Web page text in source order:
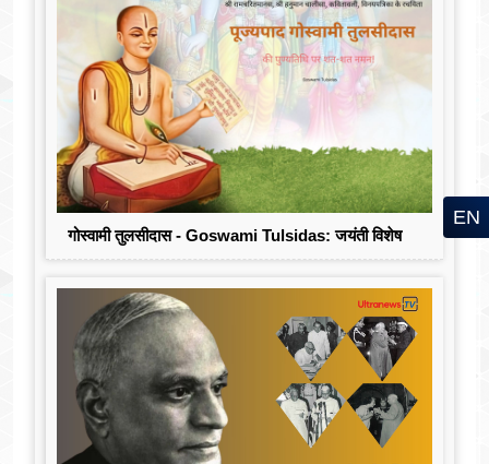
गोस्वामी तुलसीदास - Goswami Tulsidas: जयंती विशेष
EN